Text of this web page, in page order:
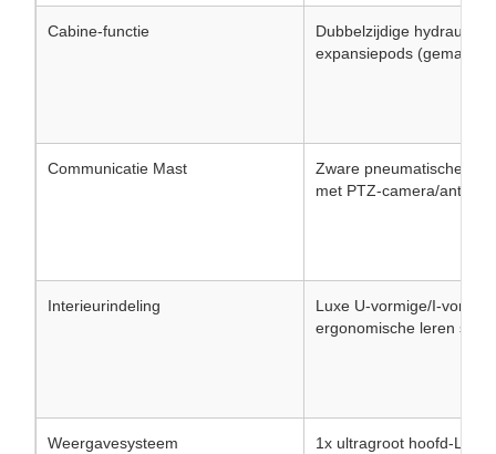
Cabine-functie
Dubbelzijdige
expansiepods
Communicatie Mast
Zware pneumatische
met PTZ-camera/antenne
Interieurindeling
Luxe U-vormige/I-
ergonomische leren
Weergavesysteem
1x ultragroot hoofd-LED-